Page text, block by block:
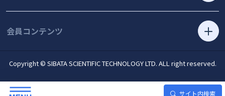
サイト内検索
会員コンテンツ
Copyright © SIBATA SCIENTIFIC TECHNOLOGY LTD. ALL right reserved.